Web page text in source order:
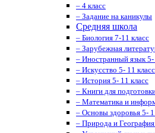
– 4 класс
– Задание на каникулы
Средняя школа
– Биология 7-11 класс
– Зарубежная
– Иностранный язык 5-
– Искусство 5- 11 класс
– История 5- 11 класс
– Книги для
– Математика и
– Основы здоровья 5-
– Природа и География